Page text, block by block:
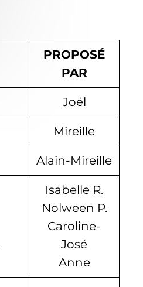
PROPOSÉ
PAR
Joël
Mireille
Alain-Mireille
Isabelle R.
Nolween P.
Caroline-
José
Anne